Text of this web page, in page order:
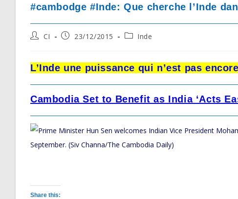
#cambodge #Inde: Que cherche l’Inde
PostCI
Post23/12/2015
PostInde
L’Inde une puissance qui n’est pas
Cambodia Set to Benefit as India ‘Acts
Share this: